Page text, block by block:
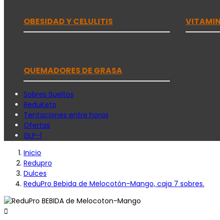
OBESIDAD Y CELULITIS
QUEMADORES DE GRASA
Sobres Sueltos
ReduKeto
Tentaciones entre horas
Ofertas
GLP-1
Inicio
Redupro
Dulces
ReduPro Bebida de Melocotón-Mango, caja 7 sobres.
